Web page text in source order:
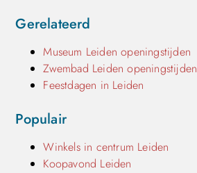
Gerelateerd
Museum Leiden openingstijden
Zwembad Leiden openingstijden
Feestdagen in Leiden
Populair
Winkels in centrum Leiden
Koopavond Leiden